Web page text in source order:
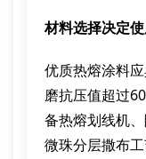
材料选择决定
优质热熔涂料
磨抗压值超过
备热熔划线机
微珠分层撒布